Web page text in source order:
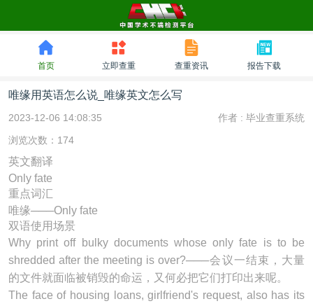
首页 立即查重 查重资讯 报告下载
唯缘用英语怎么说_唯缘英文怎么写
2023-12-06 14:08:35 作者 : 毕业查重系统
浏览次数：174
英文翻译
Only fate
重点词汇
唯缘───Only fate
双语使用场景
Why print off bulky documents whoseonly fate is to be
shredded after the meeting is over?───会议一结束，大量
的文件就面临被销毁的命运，又何必把它们打印出来呢。
The face of housing loans, girlfriend's request, also has its